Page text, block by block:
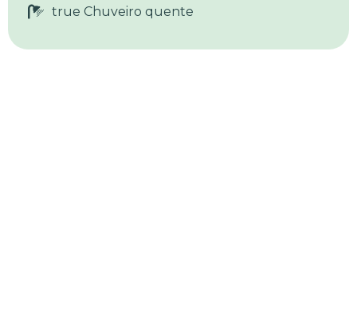
true Chuveiro quente